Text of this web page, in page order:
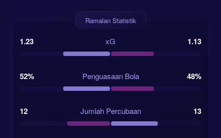
Ramalan Statistik
1.23 xG 1.13
52% Penguasaan Bola 48%
12 Jumlah Percubaan 13